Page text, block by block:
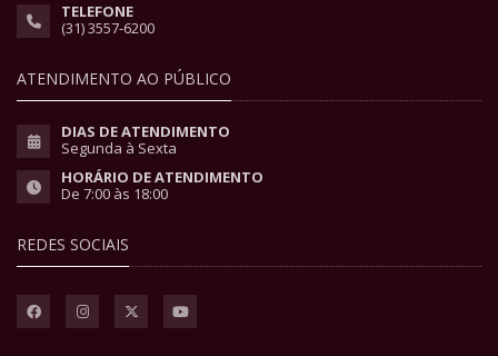
TELEFONE
(31) 3557-6200
ATENDIMENTO AO PÚBLICO
DIAS DE ATENDIMENTO
Segunda à Sexta
HORÁRIO DE ATENDIMENTO
De 7:00 às 18:00
REDES SOCIAIS